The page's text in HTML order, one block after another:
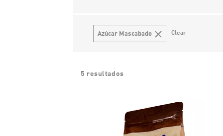
Azúcar Mascabado Clear
5 resultados